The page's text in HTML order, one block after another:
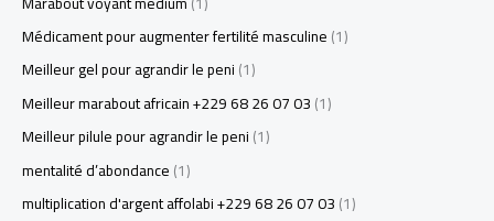
Médicament pour augmenter fertilité masculine(1)
Meilleur gel pour agrandir le peni(1)
Meilleur marabout africain +229 68 26 07 03(1)
Meilleur pilule pour agrandir le peni(1)
mentalité d’abondance(1)
multiplication d'argent affolabi +229 68 26 07 03(1)